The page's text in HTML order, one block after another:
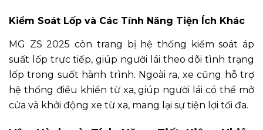
Kiểm Soát Lốp và Các Tính Năng Tiện Ích Khác
MG ZS 2025 còn trang bị hệ thống kiểm soát áp
suất lốp trực tiếp, giúp người lái theo dõi tình trạng
lốp trong suốt hành trình. Ngoài ra, xe cũng hỗ trợ
hệ thống điều khiển từ xa, giúp người lái có thể mở
cửa và khởi động xe từ xa, mang lại sự tiện lợi tối đa.